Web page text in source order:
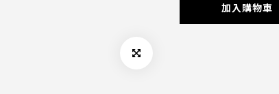
加入購物車